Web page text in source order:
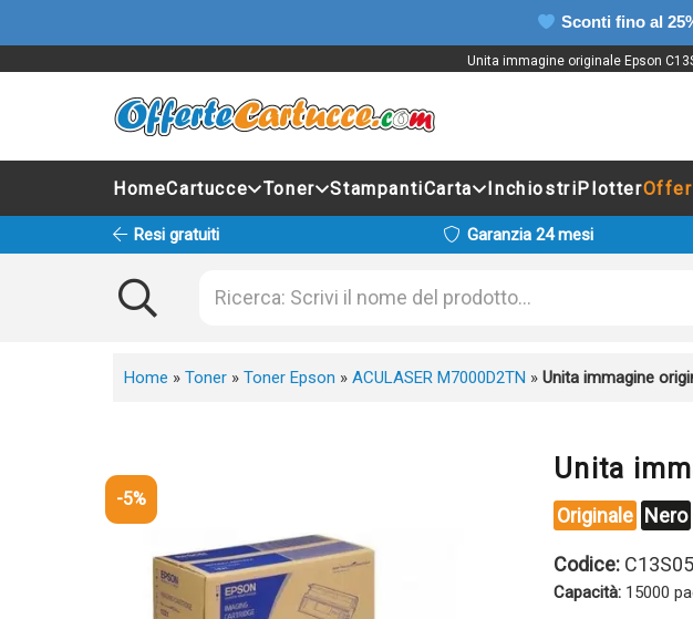
Sconti fino al
Unita immagine originale Epson
HomeCartucce Toner StampantiCarta InchiostriPlotter
Resi gratuiti Garanzia 24 mesi
Home » Toner » Toner Epson » ACULASER M7000D2TN » Unita immagine
-5%
Unita
Originale Nero
Codice:
Capacità: 15000